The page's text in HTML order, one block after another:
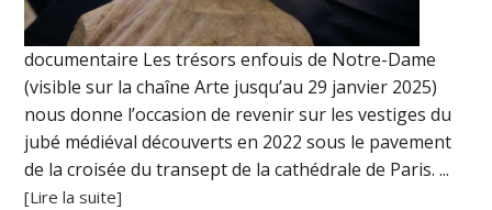
documentaire Les trésors enfouis de Notre-Dame
(visible sur la chaîne Arte jusqu’au 29 janvier 2025)
nous donne l’occasion de revenir sur les vestiges du
jubé médiéval découverts en 2022 sous le pavement
de la croisée du transept de la cathédrale de Paris. ...
[Lire la suite]